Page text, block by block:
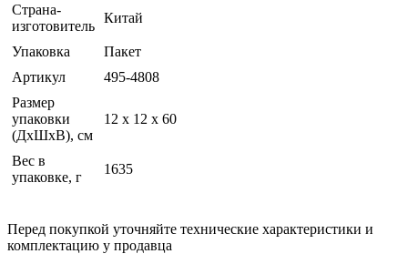
Страна-
изготовитель
Китай
Упаковка
Пакет
Артикул
495-4808
Размер
упаковки
(ДхШхВ), см
12 x 12 x 60
Вес в
упаковке, г
1635
Перед покупкой уточняйте технические характеристики и
комплектацию у продавца